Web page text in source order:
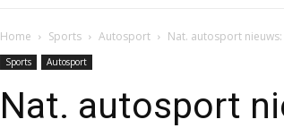
Home Sports Autosport Nat. autosport nieuws:
Sports Autosport
Nat. autosport